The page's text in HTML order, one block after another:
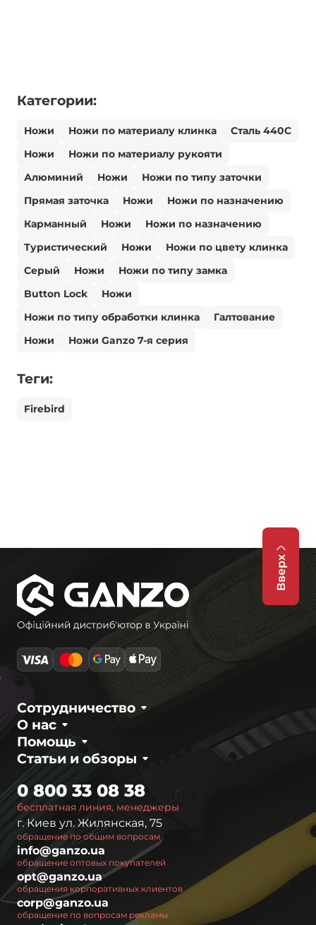
Категории:
Ножи Ножи по материалу клинка
Сталь 440С
Ножи
Ножи по материалу рукояти
Алюминий
Ножи
Ножи по типу заточки
Прямая заточка
Ножи
Ножи по назначению
Карманный
Ножи
Ножи по назначению
Туристический
Ножи
Ножи по цвету клинка
Серый
Ножи
Ножи по типу замка
Button Lock
Ножи
Ножи по типу обработки клинка
Галтование
Ножи
Ножи Ganzo 7-я серия
Теги:
Firebird
Вверх
О нас
Сотрудничество
Статьи и обзоры
Помощь
бесплатная линия, менеджеры
0 800 33 08 38
г. Киев ул. Жилянская, 75
обращение по общим вопросам
info@ganzo.ua
обращение оптовых покупателей
opt@ganzo.ua
обращения корпоративных клиентов
corp@ganzo.ua
обращение по вопросам рекламы